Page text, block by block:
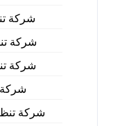
شركة
شركة
شركة
شركة
شركة تنظيف